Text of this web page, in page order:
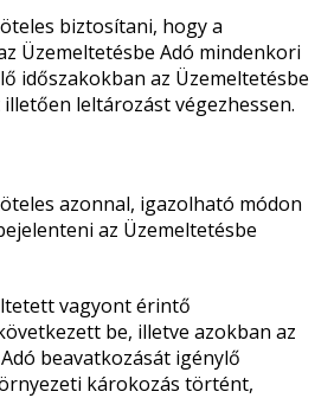
biztosítani, hogy a
Üzemeltetésbe Adó mindenkori
időszakokban az Üzemeltetésbe
leltározást végezhessen.
azonnal, igazolható módon
az Üzemeltetésbe
vagyont érintő
be, illetve azokban az
beavatkozását igénylő
károkozás történt,